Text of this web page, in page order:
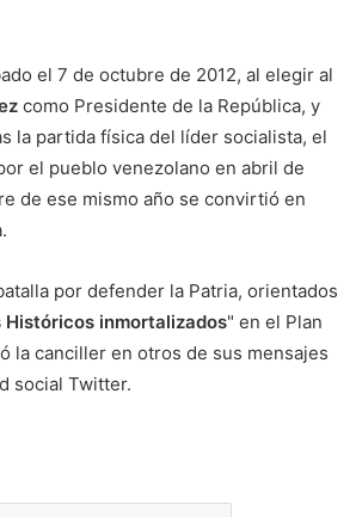
el 7 de octubre de 2012, al elegir al
como Presidente de la República, y
la partida física del líder socialista, el
el pueblo venezolano en abril de
de ese mismo año se convirtió en
por defender la Patria, orientados
Históricos inmortalizados" en el Plan
la canciller en otros de sus mensajes
social Twitter.